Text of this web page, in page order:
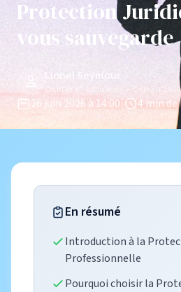
Protection
vous sauvegarde
Lionel Seymour
Courtier en assurance — ORIAS
26 juin 2026 à 14:00
4 min
En résumé
Introduction à la
Professionnelle
Pourquoi choisir la